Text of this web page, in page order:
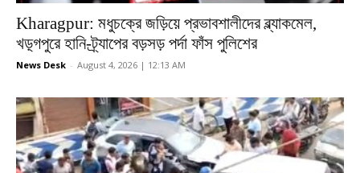
Kharagpur: মধুচক্রে জড়িয়ে প্রভাবশালীদের ব্ল্যাকমেল,
খড়্গপুরে হানি-ট্র্যাপের বড়সড় পর্দা ফাঁস পুলিশের
News Desk - August 4, 2026 | 12:13 AM